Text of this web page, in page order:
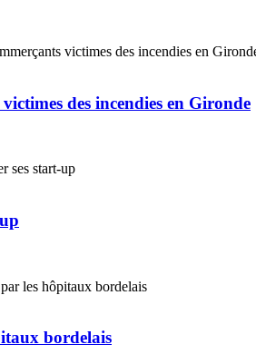
des incendies en Gironde
bordelais